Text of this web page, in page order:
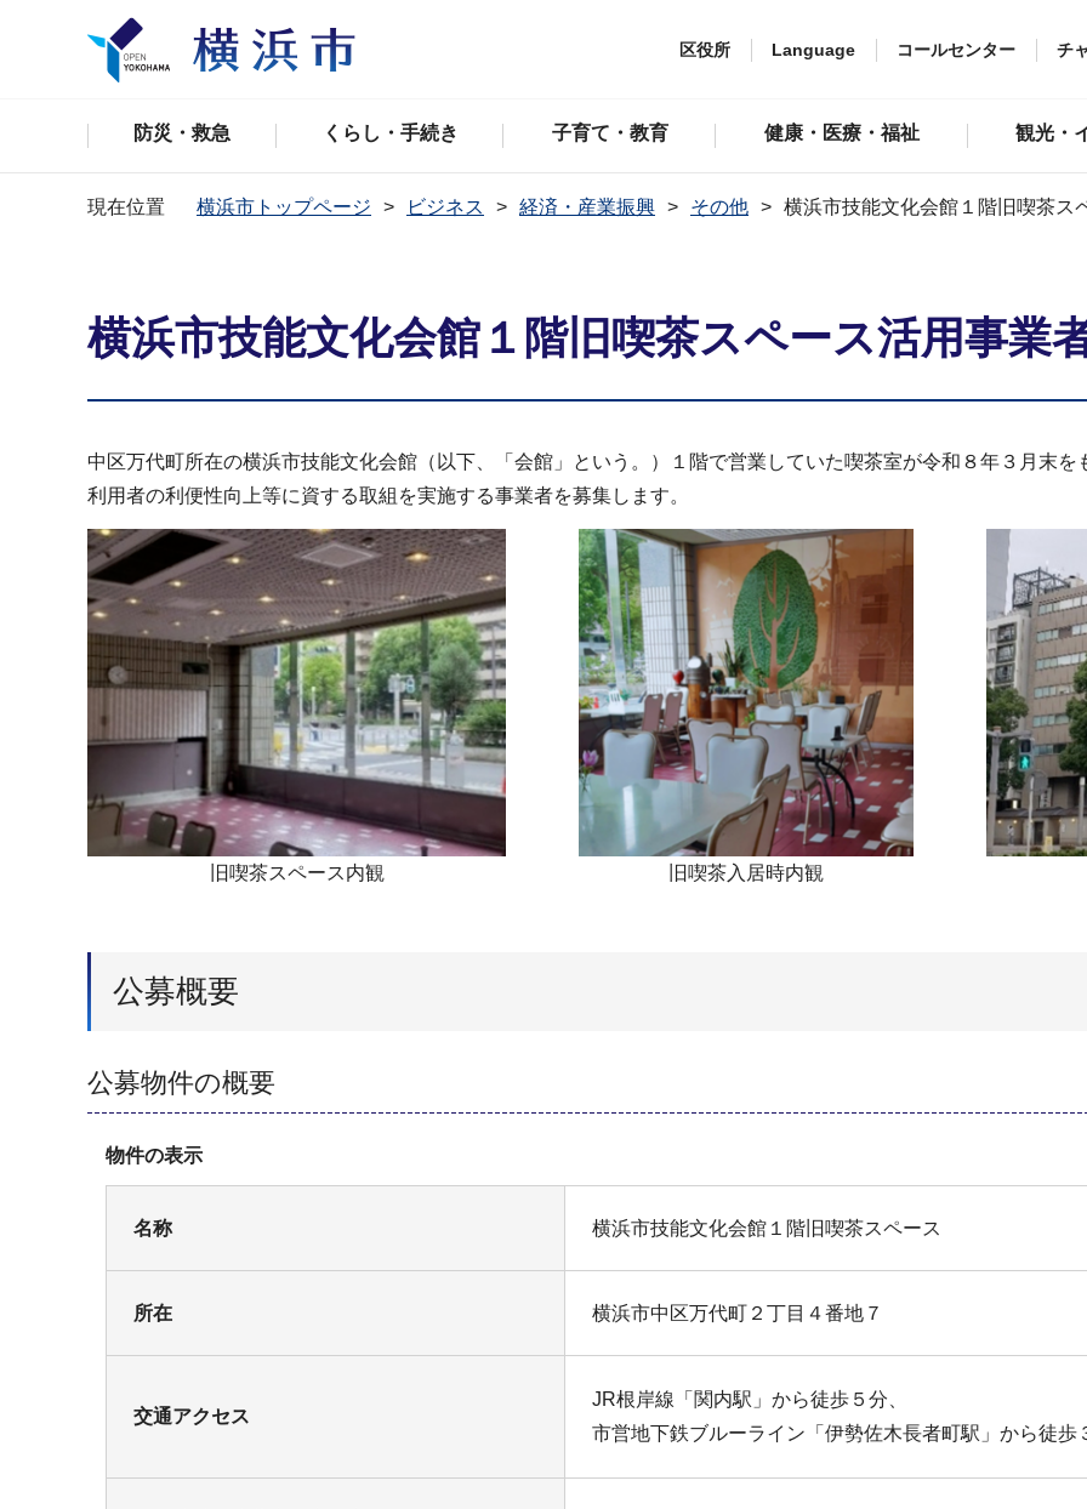
区役所 Language コールセンター チ
防災・救急 くらし・手続き 子育て・教育 健康・医療・福祉 観光・
現在位置 横浜市トップページ ビジネス 経済・産業振興 その他 横浜市技能文化会館１階旧喫茶ス
横浜市技能文化会館１階旧喫茶スペース活用事業
中区万代町所在の横浜市技能文化会館（以下、「会館」という。）１階で営業していた喫茶室が令和８年３月末
利用者の利便性向上等に資する取組を実施する事業者を募集します。
旧喫茶スペース内観 旧喫茶入居時内観
公募概要
公募物件の概要
物件の表示
名称 横浜市技能文化会館１階旧喫茶スペース
所在 横浜市中区万代町２丁目４番地７
交通アクセス
JR根岸線「関内駅」から徒歩５分、
市営地下鉄ブルーライン「伊勢佐木長者町駅」から徒歩